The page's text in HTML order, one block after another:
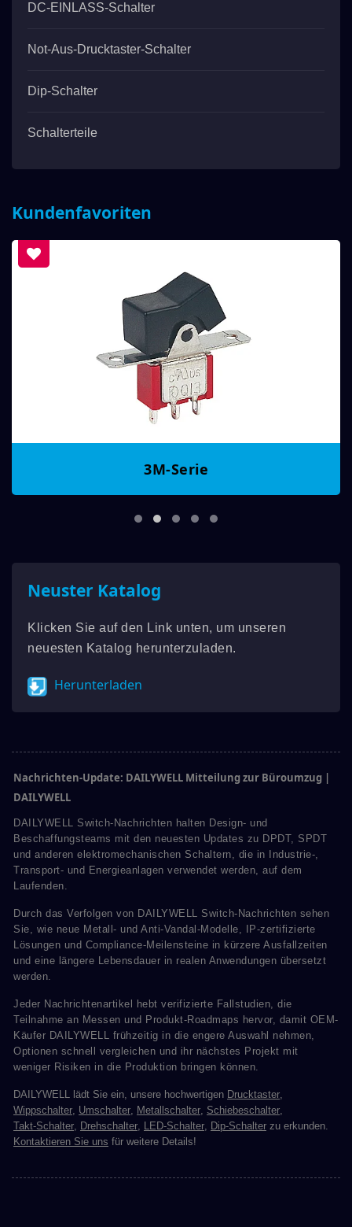
DC-EINLASS-Schalter
Not-Aus-Drucktaster-Schalter
Dip-Schalter
Schalterteile
Kundenfavoriten
3M-Serie
Neuster Katalog
Klicken Sie auf den Link unten, um unseren
neuesten Katalog herunterzuladen.
Herunterladen
Nachrichten-Update: DAILYWELL Mitteilung zur Büroumzug |
DAILYWELL
DAILYWELL Switch-Nachrichten halten Design- und
Beschaffungsteams mit den neuesten Updates zu DPDT, SPDT
und anderen elektromechanischen Schaltern, die in Industrie-,
Transport- und Energieanlagen verwendet werden, auf dem
Laufenden.
Durch das Verfolgen von DAILYWELL Switch-Nachrichten sehen
Sie, wie neue Metall- und Anti-Vandal-Modelle, IP-zertifizierte
Lösungen und Compliance-Meilensteine in kürzere Ausfallzeiten
und eine längere Lebensdauer in realen Anwendungen übersetzt
werden.
Jeder Nachrichtenartikel hebt verifizierte Fallstudien, die
Teilnahme an Messen und Produkt-Roadmaps hervor, damit OEM-
Käufer DAILYWELL frühzeitig in die engere Auswahl nehmen,
Optionen schnell vergleichen und ihr nächstes Projekt mit
weniger Risiken in die Produktion bringen können.
DAILYWELL lädt Sie ein, unsere hochwertigen Drucktaster
Wippschalter Umschalter Metallschalter Schiebeschalter
Takt-Schalter Drehschalter LED-Schalter Dip-Schalter zu erkunden.
Kontaktieren Sie uns für weitere Details!